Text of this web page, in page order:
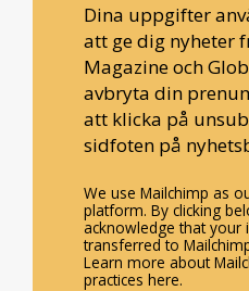
Dina uppgifter
att ge dig nyheter
Magazine och
avbryta din
att klicka på
sidfoten på
We use Mailchimp as
platform. By clicking
acknowledge that your
transferred to
Learn more about
practices here.